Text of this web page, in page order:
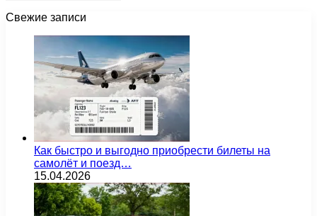
Свежие записи
Как быстро и выгодно приобрести билеты на
самолёт и поезд…
15.04.2026